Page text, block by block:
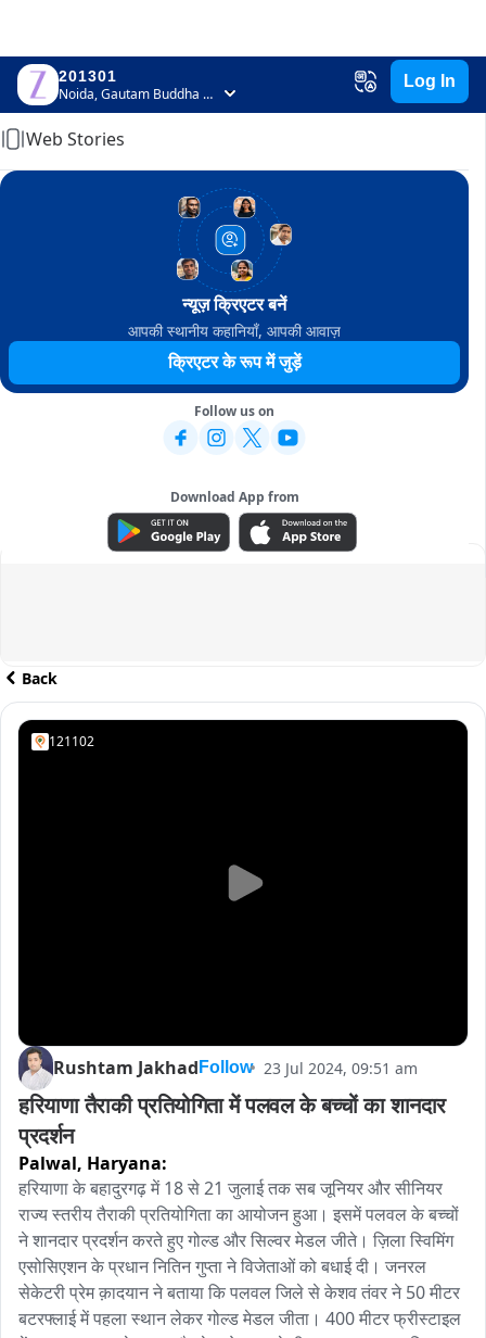
201301
Noida, Gautam Buddha Nagar, Uttar Pradesh
Log In
Home
Web Stories
न्यूज़ क्रिएटर बनें
आपकी स्थानीय कहानियाँ, आपकी आवाज़
क्रिएटर के रूप में जुड़ें
Follow us on
Download App from
ADVERTISEMENT
Back
121102
Rushtam Jakhad Follow 23 Jul 2024, 09:51 am
हरियाणा तैराकी प्रतियोगिता में पलवल के बच्चों का शानदार
प्रदर्शन
Palwal, Haryana:
हरियाणा के बहादुरगढ़ में 18 से 21 जुलाई तक सब जूनियर और सीनियर
राज्य स्तरीय तैराकी प्रतियोगिता का आयोजन हुआ। इसमें पलवल के बच्चों
ने शानदार प्रदर्शन करते हुए गोल्ड और सिल्वर मेडल जीते। ज़िला स्विमिंग
एसोसिएशन के प्रधान नितिन गुप्ता ने विजेताओं को बधाई दी। जनरल
सेकेटरी प्रेम क़ादयान ने बताया कि पलवल जिले से केशव तंवर ने 50 मीटर
बटरफ्लाई में पहला स्थान लेकर गोल्ड मेडल जीता। 400 मीटर फ्रीस्टाइल